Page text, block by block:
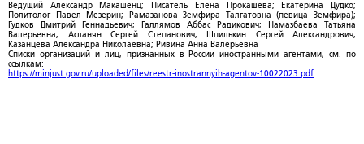
Ведущий Александр Макашенц; Писатель Елена Прокашева; Екатерина Дудко;
Политолог Павел Мезерин; Рамазанова Земфира Талгатовна (певица Земфира);
Гудков Дмитрий Геннадьевич; Галлямов Аббас Радикович; Намазбаева Татьяна
Валерьевна; Асланян Сергей Степанович; Шпилькин Сергей Александрович;
Казанцева Александра Николаевна; Ривина Анна Валерьевна
Списки организаций и лиц, признанных в России иностранными агентами, см. по
ссылкам:
https://minjust.gov.ru/uploaded/files/reestr-inostrannyih-agentov-10022023.pdf